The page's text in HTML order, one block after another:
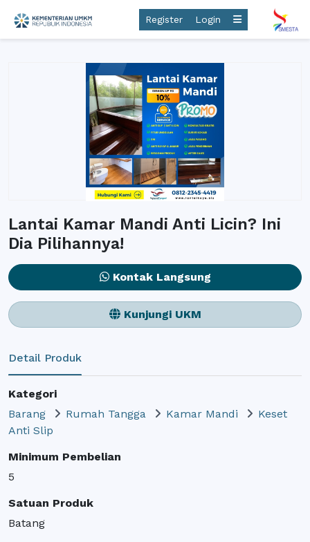
Register Login
Lantai Kamar Mandi Anti Licin? Ini
Dia Pilihannya!
Kontak Langsung
Kunjungi UKM
Detail Produk
Kategori
Barang
Rumah Tangga Kamar Mandi
Keset
Anti Slip
Minimum Pembelian
5
Satuan Produk
Batang